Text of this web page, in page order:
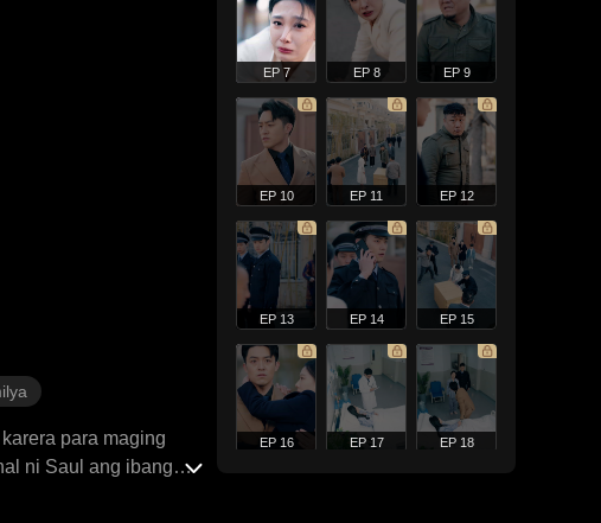
para maging
ni Saul ang ibang
EP 7 EP 8 EP 9
EP 10 EP 11 EP 12
EP 13 EP 14 EP 15
EP 16 EP 17 EP 18